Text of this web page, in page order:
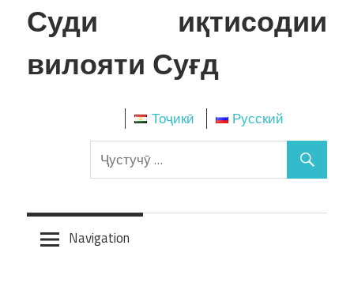
Skip
to
Суди иқтисодии
вилояти Суғд
Тоҷикӣ Русский
Navigation